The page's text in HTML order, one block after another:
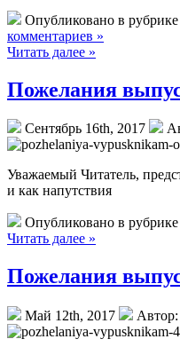
Опубликовано в рубрике
комментариев »
Читать далее »
Пожелания
Сентябрь 16th, 2017
Уважаемый Читатель,
и как напутствия
Опубликовано в рубрике
Читать далее »
Пожелания
Май 12th, 2017